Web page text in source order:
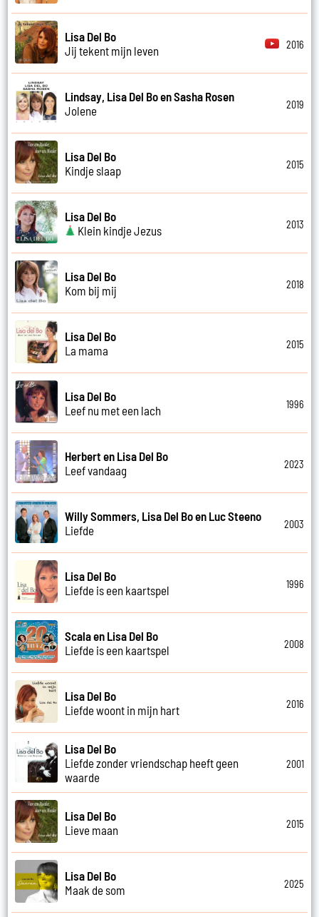
Lisa Del Bo
Jij tekent mijn leven
2016
Lindsay, Lisa Del Bo en Sasha Rosen
Jolene
2019
Lisa Del Bo
Kindje slaap
2015
Lisa Del Bo
Klein kindje Jezus
2013
Lisa Del Bo
Kom bij mij
2018
Lisa Del Bo
La mama
2015
Lisa Del Bo
Leef nu met een lach
1996
Herbert en Lisa Del Bo
Leef vandaag
2023
Willy Sommers, Lisa Del Bo en Luc Steeno
Liefde
2003
Lisa Del Bo
Liefde is een kaartspel
1996
Scala en Lisa Del Bo
Liefde is een kaartspel
2008
Lisa Del Bo
Liefde woont in mijn hart
2016
Lisa Del Bo
Liefde zonder vriendschap heeft geen
waarde
2001
Lisa Del Bo
Lieve maan
2015
Lisa Del Bo
Maak de som
2025